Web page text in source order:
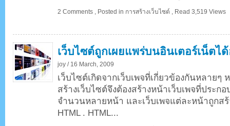
2 Comments , Posted in การสร้างเว็บไซต์ , Read 3,519 Views
เว็บไซต์ถูกเผยแพร่บนอินเตอร์เน็ตได้
joy / 16 March, 2009
เว็บไซต์เกิดจากเว็บเพจที่เกี่ยวข้องกันหลายๆ
สร้างเว็บไซต์จึงต้องสร้างหน้าเว็บเพจที่ประ
จำนวนหลายหน้า และเว็บเพจแต่ละหน้าถูกส
HTML . HTML...